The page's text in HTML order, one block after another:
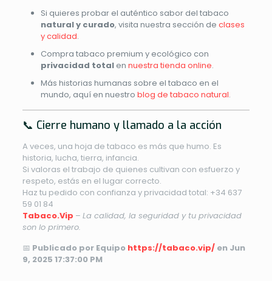
Si quieres probar el auténtico sabor del tabaco
natural y curado, visita nuestra sección de clases
y calidad.
Compra tabaco premium y ecológico con
privacidad totalen nuestra tienda online.
Más historias humanas sobre el tabaco en el
mundo, aquí en nuestro blog de tabaco natural.
📞 Cierre humano y llamado a la acción
A veces, una hoja de tabaco es más que humo. Es
historia, lucha, tierra, infancia.
Si valoras el trabajo de quienes cultivan con esfuerzo y
respeto, estás en el lugar correcto.
Haz tu pedido con confianza y privacidad total: +34 637
59 01 84
Tabaco.Vip – La calidad, la seguridad y tu privacidad
son lo primero.
📅 Publicado por Equipo https://tabaco.vip/en Jun
9, 2025 17:37:00 PM